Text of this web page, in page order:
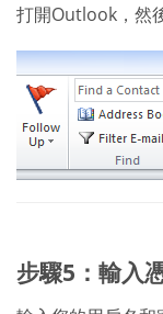
打開Outlook，然
步驟5：輸入